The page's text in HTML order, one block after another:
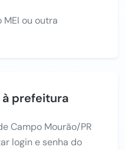
MEI ou outra
prefeitura
Campo Mourão/PR
login e senha do